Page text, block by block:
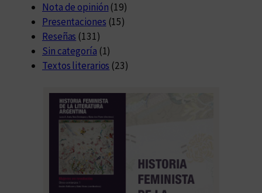
Nota de opinión (19)
Presentaciones (15)
Reseñas (131)
Sin categoría (1)
Textos literarios (23)